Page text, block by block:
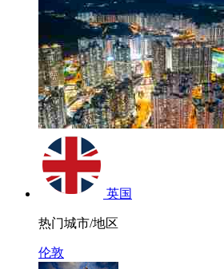
英国
热门城市/地区
伦敦